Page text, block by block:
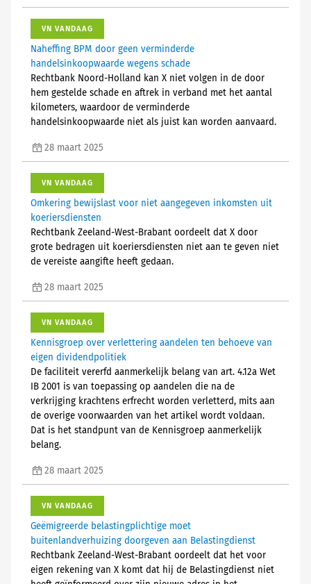
VN VANDAAG
Naheffing BPM door geen verminderde
handelsinkoopwaarde wegens schade
Rechtbank Noord-Holland kan X niet volgen in de door
hem gestelde schade en aftrek in verband met het aantal
kilometers, waardoor de verminderde
handelsinkoopwaarde niet als juist kan worden aanvaard.
28 maart 2025
VN VANDAAG
Omkering bewijslast voor niet aangegeven inkomsten uit
koeriersdiensten
Rechtbank Zeeland-West-Brabant oordeelt dat X door
grote bedragen uit koeriersdiensten niet aan te geven niet
de vereiste aangifte heeft gedaan.
28 maart 2025
VN VANDAAG
Kennisgroep over verlettering aandelen ten behoeve van
eigen dividendpolitiek
De faciliteit vererfd aanmerkelijk belang van art. 4.12a Wet
IB 2001 is van toepassing op aandelen die na de
verkrijging krachtens erfrecht worden verletterd, mits aan
de overige voorwaarden van het artikel wordt voldaan.
Dat is het standpunt van de Kennisgroep aanmerkelijk
belang.
28 maart 2025
VN VANDAAG
Geëmigreerde belastingplichtige moet
buitenlandverhuizing doorgeven aan Belastingdienst
Rechtbank Zeeland-West-Brabant oordeelt dat het voor
eigen rekening van X komt dat hij de Belastingdienst niet